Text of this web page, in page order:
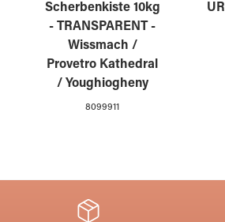
Scherbenkiste 10kg
- TRANSPARENT -
Wissmach /
Provetro Kathedral
/ Youghiogheny
8099911